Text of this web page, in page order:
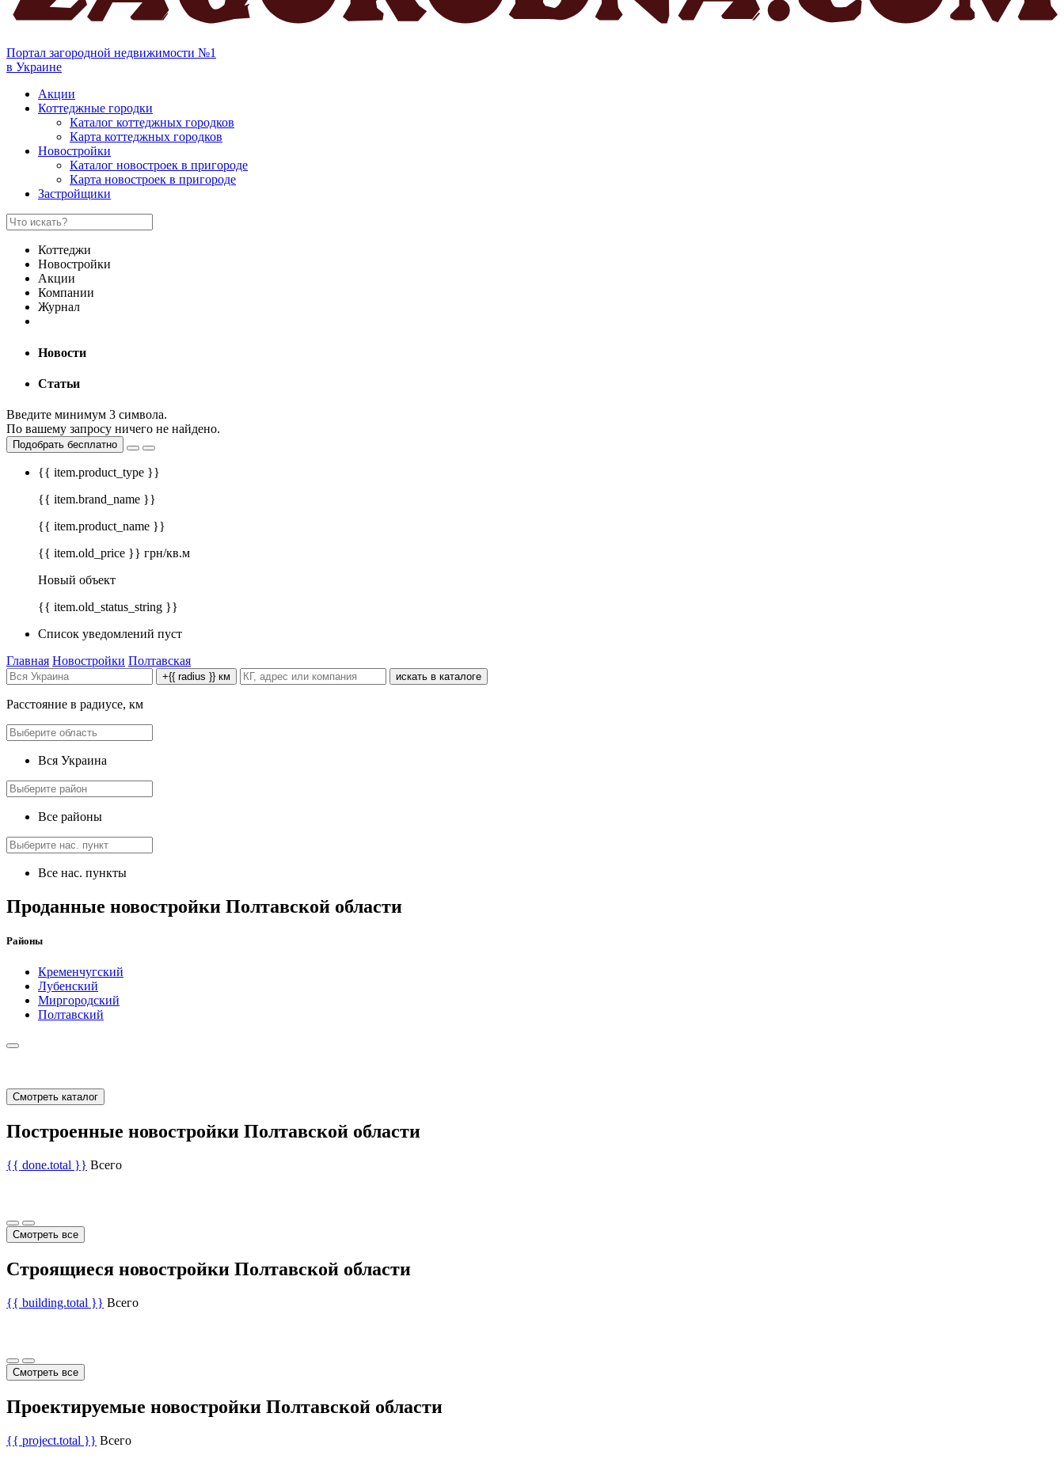
Портал загородной недвижимости №1
в Украине
Акции
Коттеджные городки
Каталог коттеджных городков
Карта коттеджных городков
Новостройки
Каталог новостроек в пригороде
Карта новостроек в пригороде
Застройщики
Коттеджи
Новостройки
Акции
Компании
Журнал
Новости
Статьи
Введите минимум 3 символа.
По вашему запросу ничего не найдено.
Подобрать бесплатно
{{ item.product_type }}
{{ item.brand_name }}
{{ item.product_name }}
{{ item.old_price }} грн/кв.м
Новый объект
{{ item.old_status_string }}
Список уведомлений пуст
Главная Новостройки Полтавская
+{{ radius }} км искать в каталоге
Расстояние в радиусе, км
Вся Украина
Все районы
Все нас. пункты
Проданные новостройки Полтавской области
Районы
Кременчугский
Лубенский
Миргородский
Полтавский
Смотреть каталог
Построенные новостройки Полтавской области
{{ done.total }} Всего
Смотреть все
Строящиеся новостройки Полтавской области
{{ building.total }} Всего
Смотреть все
Проектируемые новостройки Полтавской области
{{ project.total }} Всего